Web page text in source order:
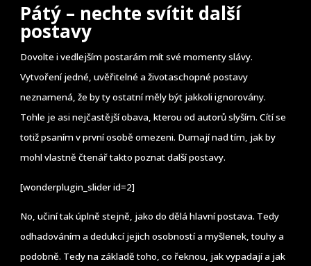
Pátý – nechte svítit další
postavy
Dovolte i vedlejším postarám mít své momenty slávy.
Vytvoření jedné, uvěřitelné a životaschopné postavy
neznamená, že by ty ostatní měly být jakkoli ignorovány.
Tohle je asi nejčastější obava, kterou od autorů slyším. Cítí se
totiž psaním v první osobě omezeni. Dumají nad tím, jak by
mohl vlastně čtenář takto poznat další postavy.
[wonderplugin_slider id=2]
No, učiní tak úplně stejně, jako do dělá hlavní postava. Tedy
odhadováním a dedukcí jejich osobností a myšlenek, touhy a
podobně. Tedy na základě toho, co řeknou, jak vypadají a jak